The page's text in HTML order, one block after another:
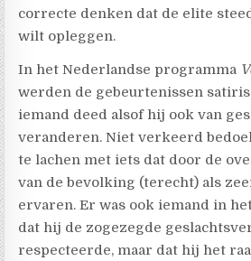
correcte denken dat de elite
wilt opleggen.
In het Nederlandse programma
werden de gebeurtenissen
iemand deed alsof hij ook van
veranderen. Niet verkeerd
te lachen met iets dat door de
van de bevolking (terecht) als
ervaren. Er was ook iemand in
dat hij de zogezegde
respecteerde, maar dat hij het